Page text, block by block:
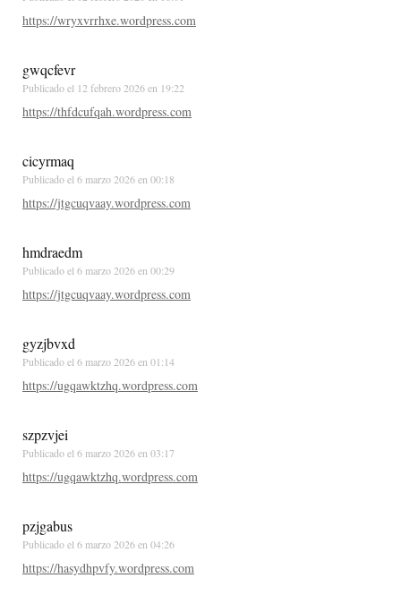
https://wryxvrrhxe.wordpress.com
gwqcfevr
Publicado el 12 febrero 2026 en 19:22
https://thfdcufqah.wordpress.com
cicyrmaq
Publicado el 6 marzo 2026 en 00:18
https://jtgcuqvaay.wordpress.com
hmdraedm
Publicado el 6 marzo 2026 en 00:29
https://jtgcuqvaay.wordpress.com
gyzjbvxd
Publicado el 6 marzo 2026 en 01:14
https://ugqawktzhq.wordpress.com
szpzvjei
Publicado el 6 marzo 2026 en 03:17
https://ugqawktzhq.wordpress.com
pzjgabus
Publicado el 6 marzo 2026 en 04:26
https://hasydhpvfy.wordpress.com